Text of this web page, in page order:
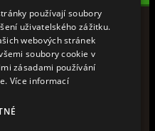
používají soubory
uživatelského zážitku.
webových stránek
soubory cookie v
zásadami používání
Více informací